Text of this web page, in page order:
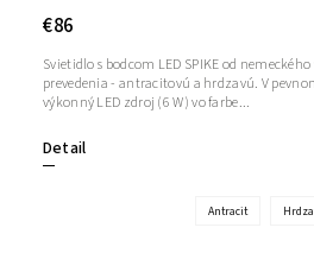
€86
Detail
Svietidlo s bodcom LED SPIKE od
prevedenia - antracitovú a hrdzavú. V
výkonný LED zdroj (6 W) vo farbe...
Antracit